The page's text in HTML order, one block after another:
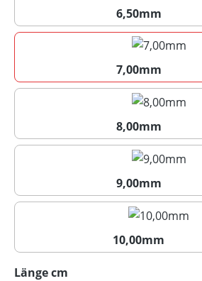
6,50mm
6,50mm
7,00mm
7,00mm
8,00mm
8,00mm
9,00mm
9,00mm
10,00mm
Länge cm